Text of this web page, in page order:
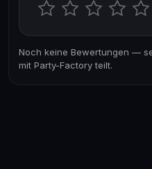
Noch keine Bewertungen —
mit Party-Factory teilt.